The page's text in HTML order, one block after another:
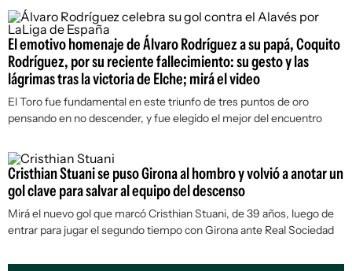
El emotivo homenaje de Álvaro Rodríguez a su papá, Coquito
Rodríguez, por su reciente fallecimiento: su gesto y las
lágrimas tras la victoria de Elche; mirá el video
El Toro fue fundamental en este triunfo de tres puntos de oro
pensando en no descender, y fue elegido el mejor del encuentro
Cristhian Stuani se puso Girona al hombro y volvió a anotar un
gol clave para salvar al equipo del descenso
Mirá el nuevo gol que marcó Cristhian Stuani, de 39 años, luego de
entrar para jugar el segundo tiempo con Girona ante Real Sociedad